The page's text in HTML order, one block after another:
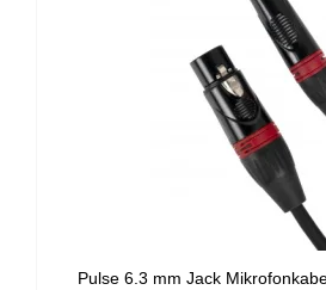
Pulse 6.3 mm Jack